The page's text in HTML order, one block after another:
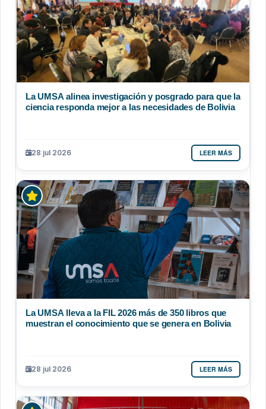
La UMSA alinea investigación y posgrado para que la
ciencia responda mejor a las necesidades de Bolivia
28 jul 2026 LEER MÁS
La UMSA lleva a la FIL 2026 más de 350 libros que
muestran el conocimiento que se genera en Bolivia
28 jul 2026 LEER MÁS